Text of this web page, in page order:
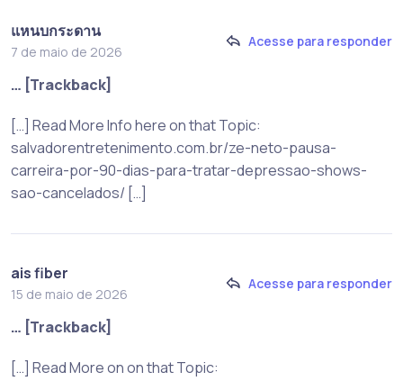
แหนบกระดาน
7 de maio de 2026
Acesse para responder
… [Trackback]
[…] Read More Info here on that Topic:
salvadorentretenimento.com.br/ze-neto-pausa-
carreira-por-90-dias-para-tratar-depressao-shows-
sao-cancelados/ […]
ais fiber
15 de maio de 2026
Acesse para responder
… [Trackback]
[…] Read More on on that Topic: